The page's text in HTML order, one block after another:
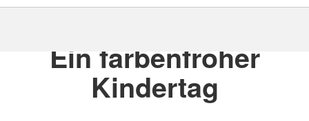
Ein farbenfroher
Kindertag